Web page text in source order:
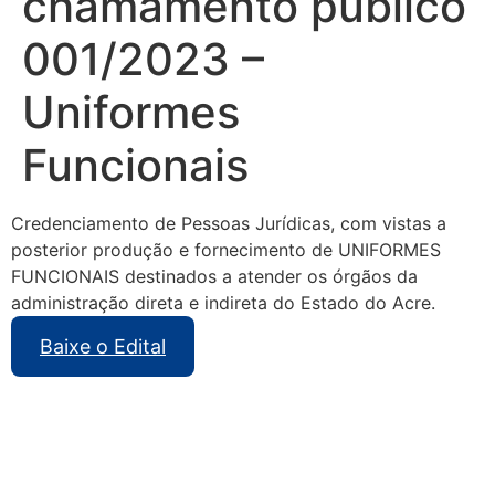
001/2023 –
Uniformes
Funcionais
Credenciamento de Pessoas Jurídicas, com vistas a
posterior produção e fornecimento de UNIFORMES
FUNCIONAIS destinados a atender os órgãos da
administração direta e indireta do Estado do Acre.
Baixe o Edital